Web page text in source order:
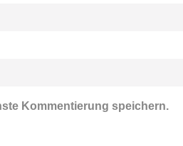
Kommentierung speichern.